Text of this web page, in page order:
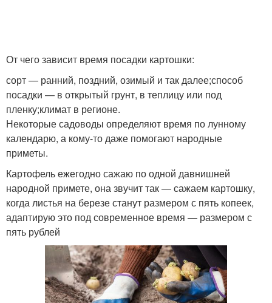
От чего зависит время посадки картошки:
сорт — ранний, поздний, озимый и так далее;способ
посадки — в открытый грунт, в теплицу или под
пленку;климат в регионе.
Некоторые садоводы определяют время по лунному
календарю, а кому-то даже помогают народные
приметы.
Картофель ежегодно сажаю по одной давнишней
народной примете, она звучит так — сажаем картошку,
когда листья на березе станут размером с пять копеек,
адаптирую это под современное время — размером с
пять рублей